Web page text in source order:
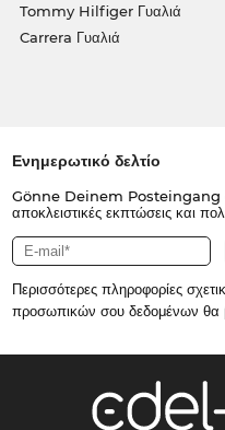
Tommy Hilfiger Γυαλιά
Carrera Γυαλιά
Ενημερωτικό δελτίο
Gönne Deinem Posteingang
αποκλειστικές εκπτώσεις και
Περισσότερες πληροφορίες
προσωπικών σου δεδομένων θα